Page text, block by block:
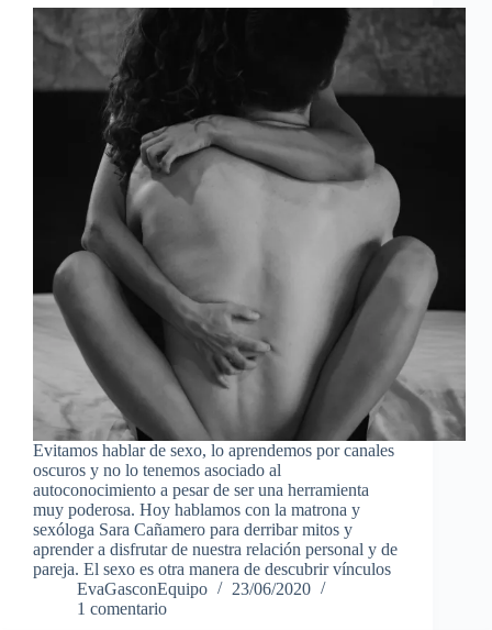
Evitamos hablar de sexo, lo aprendemos por canales
oscuros y no lo tenemos asociado al
autoconocimiento a pesar de ser una herramienta
muy poderosa. Hoy hablamos con la matrona y
sexóloga Sara Cañamero para derribar mitos y
aprender a disfrutar de nuestra relación personal y de
pareja. El sexo es otra manera de descubrir vínculos
EvaGasconEquipo
23/06/2020
1 comentario